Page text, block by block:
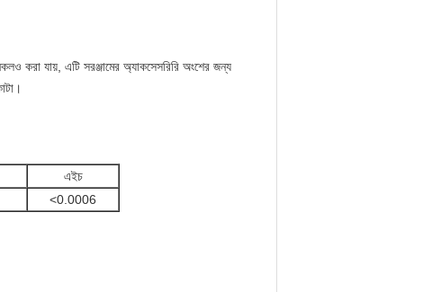
করা যায়, এটি সরঞ্জামের অ্যাকসেসরিরি অংশের জন্য
এইচ
<0.0006